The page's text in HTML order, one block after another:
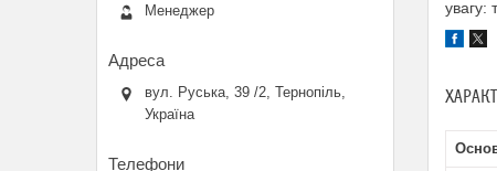
увагу:
Менеджер
вул. Руська, 39 /2, Тернопіль,
Україна